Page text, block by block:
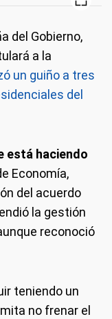
del Gobierno,
a la
un guiño a tres
del
está haciendo
Economía,
del acuerdo
la gestión
reconoció
teniendo un
no frenar el